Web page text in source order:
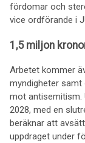
fördomar och
vice ordförande i
1,5 miljon
Arbetet kommer
myndigheter
mot antisemitism.
2028, med en
beräknar att
uppdraget under